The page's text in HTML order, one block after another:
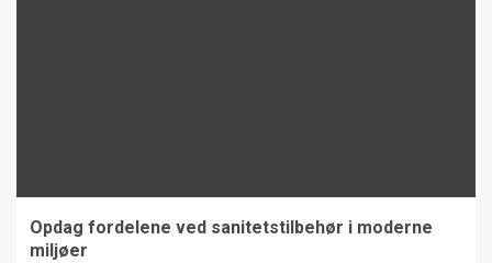
Opdag fordelene ved sanitetstilbehør i moderne
miljøer